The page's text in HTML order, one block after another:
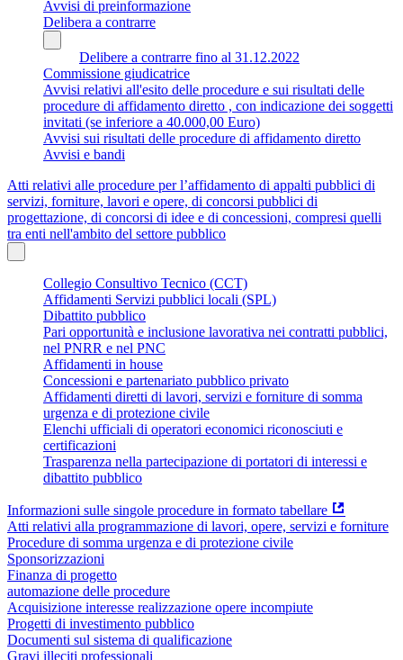
Avvisi di preinformazione
Delibera a contrarre
Delibere a contrarre fino al 31.12.2022
Commissione giudicatrice
Avvisi relativi all'esito delle procedure e sui risultati delle
procedure di affidamento diretto , con indicazione dei soggetti
invitati (se inferiore a 40.000,00 Euro)
Avvisi sui risultati delle procedure di affidamento diretto
Avvisi e bandi
Atti relativi alle procedure per l’affidamento di appalti pubblici di
servizi, forniture, lavori e opere, di concorsi pubblici di
progettazione, di concorsi di idee e di concessioni, compresi quelli
tra enti nell'ambito del settore pubblico
Collegio Consultivo Tecnico (CCT)
Affidamenti Servizi pubblici locali (SPL)
Dibattito pubblico
Pari opportunità e inclusione lavorativa nei contratti pubblici,
nel PNRR e nel PNC
Affidamenti in house
Concessioni e partenariato pubblico privato
Affidamenti diretti di lavori, servizi e forniture di somma
urgenza e di protezione civile
Elenchi ufficiali di operatori economici riconosciuti e
certificazioni
Trasparenza nella partecipazione di portatori di interessi e
dibattito pubblico
Informazioni sulle singole procedure in formato tabellare
Atti relativi alla programmazione di lavori, opere, servizi e forniture
Procedure di somma urgenza e di protezione civile
Sponsorizzazioni
Finanza di progetto
automazione delle procedure
Acquisizione interesse realizzazione opere incompiute
Progetti di investimento pubblico
Documenti sul sistema di qualificazione
Gravi illeciti professionali